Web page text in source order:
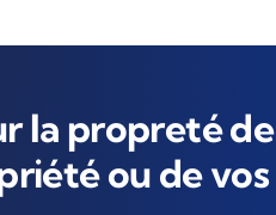
la propreté
ou de vos